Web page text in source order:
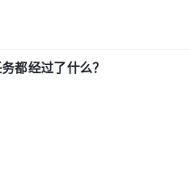
都经过了什么？